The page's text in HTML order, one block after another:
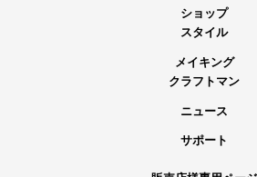
ショップ
スタイル
メイキング
クラフトマン
ニュース
サポート